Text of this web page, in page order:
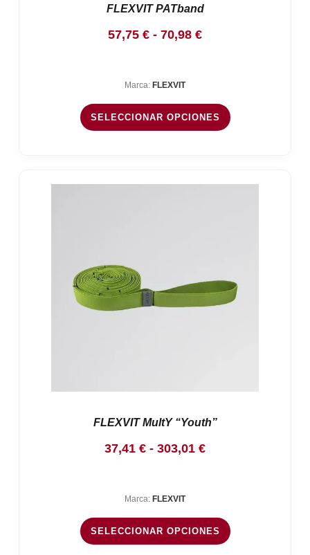
FLEXVIT PATband
57,75 € - 70,98 €Rango
57,75 €
hasta
Marca: FLEXVIT
SELECCIONAR OPCIONES
FLEXVIT MultY “Youth”
37,41 € - 303,01 €Rango
37,41 €
hasta
Marca: FLEXVIT
SELECCIONAR OPCIONES